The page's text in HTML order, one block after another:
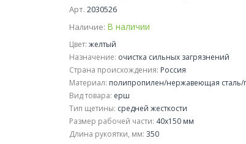
Арт. 2030526
Наличие: В наличии
Цвет: желтый
Назначение: очистка сильных загрязнений
Страна происхождения: Россия
Материал: полипропилен/нержавеющая сталь/
Вид товара: ерш
Тип щетины: средней жесткости
Размер рабочей части: 40x150 мм
Длина рукоятки, мм: 350